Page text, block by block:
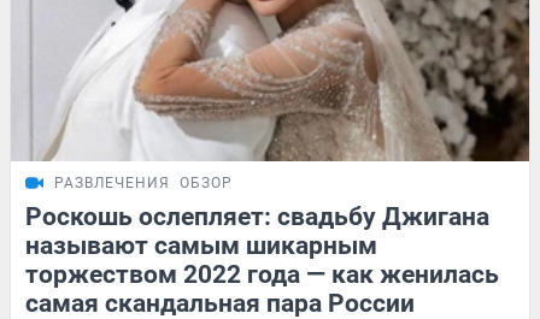
РАЗВЛЕЧЕНИЯ ОБЗОР
Роскошь ослепляет: свадьбу Джигана
называют самым шикарным
торжеством 2022 года — как женилась
самая скандальная пара России